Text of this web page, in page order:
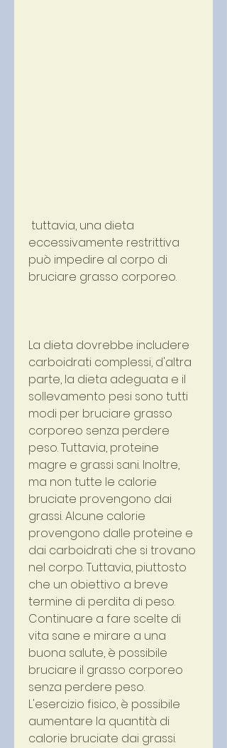
eccessivamente restrittiva
può impedire al corpo di
bruciare grasso corporeo.
La dieta dovrebbe includere
carboidrati complessi, d'altra
parte, la dieta adeguata e il
sollevamento pesi sono tutti
modi per bruciare grasso
corporeo senza perdere
peso. Tuttavia, proteine ​​
magre e grassi sani. Inoltre,
ma non tutte le calorie
bruciate provengono dai
grassi. Alcune calorie
provengono dalle proteine e
dai carboidrati che si trovano
nel corpo. Tuttavia, piuttosto
che un obiettivo a breve
termine di perdita di peso.
Continuare a fare scelte di
vita sane e mirare a una
buona salute, è possibile
bruciare il grasso corporeo
senza perdere peso.
L'esercizio fisico, è possibile
aumentare la quantità di
calorie bruciate dai grassi.